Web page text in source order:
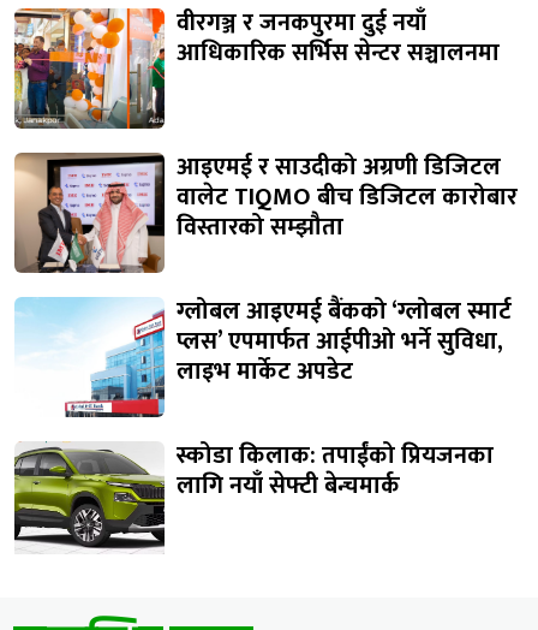
वीरगञ्ज र जनकपुरमा दुई नयाँ
आधिकारिक सर्भिस सेन्टर सञ्चालनमा
आइएमई र साउदीको अग्रणी डिजिटल
वालेट TIQMO बीच डिजिटल कारोबार
विस्तारको सम्झौता
ग्लोबल आइएमई बैंकको ‘ग्लोबल स्मार्ट
प्लस’ एपमार्फत आईपीओ भर्ने सुविधा,
लाइभ मार्केट अपडेट
स्कोडा किलाक: तपाईंको प्रियजनका
लागि नयाँ सेफ्टी बेन्चमार्क